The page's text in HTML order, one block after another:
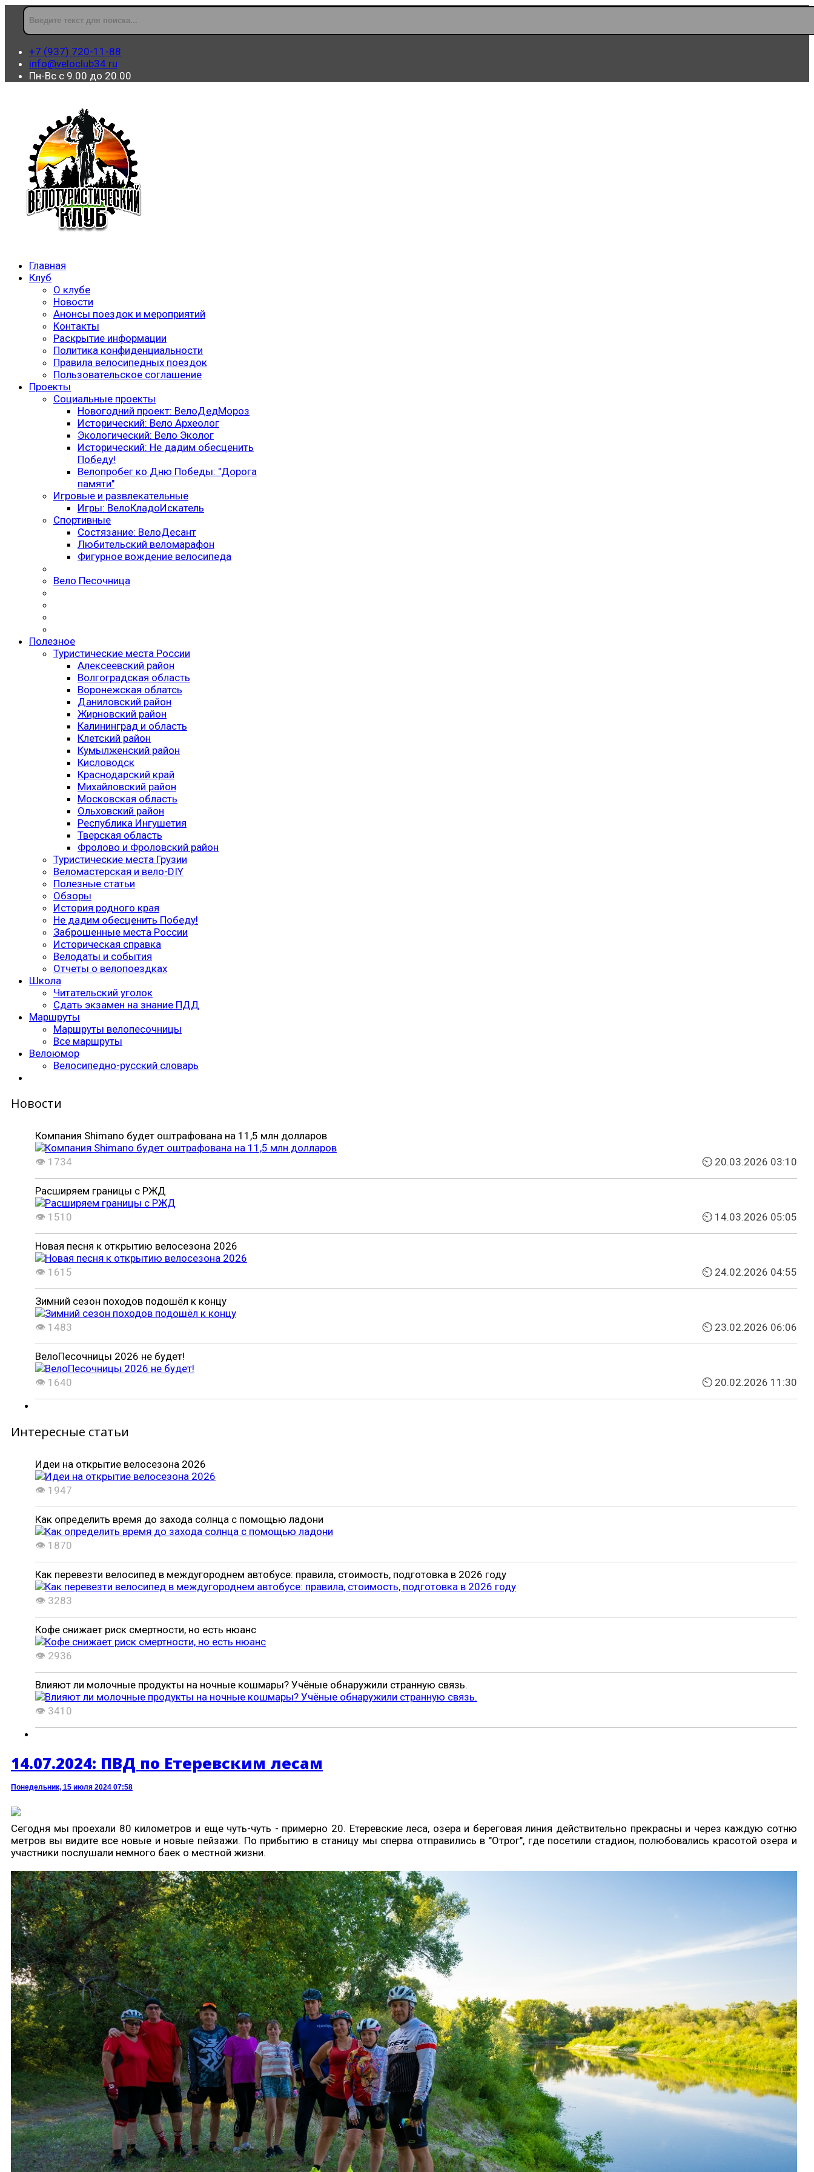
+7 (937) 720-11-88
info@veloclub34.ru
Пн-Вс с 9.00 до 20.00
Главная
Клуб
О клубе
Новости
Анонсы поездок и мероприятий
Контакты
Раскрытие информации
Политика конфиденциальности
Правила велосипедных поездок
Пользовательское соглашение
Проекты
Социальные проекты
Новогодний проект: ВелоДедМороз
Исторический: Вело Археолог
Экологический: Вело Эколог
Исторический: Не дадим обесценить
Победу!
Велопробег ко Дню Победы: "Дорога
памяти"
Игровые и развлекательные
Игры: ВелоКладоИскатель
Спортивные
Состязание: ВелоДесант
Любительский веломарафон
Фигурное вождение велосипеда
Вело Песочница
Полезное
Туристические места России
Алексеевский район
Волгоградская облаcть
Воронежская облатсь
Даниловский район
Жирновский район
Калининград и область
Клетский район
Кумылженский район
Кисловодск
Краснодарский край
Михайловский район
Московская область
Ольховский район
Республика Ингушетия
Тверская область
Фролово и Фроловский район
Туристические места Грузии
Веломастерская и вело-DIY
Полезные статьи
Обзоры
История родного края
Не дадим обесценить Победу!
Заброшенные места России
Историческая справка
Велодаты и события
Отчеты о велопоездках
Школа
Читательский уголок
Сдать экзамен на знание ПДД
Маршруты
Маршруты велопесочницы
Все маршруты
Велоюмор
Велосипедно-русский словарь
Новости
Компания Shimano будет оштрафована на 11,5 млн долларов
👁 1734 ⏲ 20.03.2026 03:10
Расширяем границы с РЖД
👁 1510 ⏲ 14.03.2026 05:05
Новая песня к открытию велосезона 2026
👁 1615 ⏲ 24.02.2026 04:55
Зимний сезон походов подошёл к концу
👁 1483 ⏲ 23.02.2026 06:06
ВелоПесочницы 2026 не будет!
👁 1640 ⏲ 20.02.2026 11:30
Интересные статьи
Идеи на открытие велосезона 2026
👁 1947
Как определить время до захода солнца с помощью ладони
👁 1870
Как перевезти велосипед в междугороднем автобусе: правила, стоимость, подготовка в 2026 году
👁 3283
Кофе снижает риск смертности, но есть нюанс
👁 2936
Влияют ли молочные продукты на ночные кошмары? Учёные обнаружили странную связь.
👁 3410
14.07.2024: ПВД по Етеревским лесам
Понедельник, 15 июля 2024 07:58
Сегодня мы проехали 80 километров и еще чуть-чуть - примерно 20. Етеревские леса, озера и береговая линия действительно прекрасны и через каждую сотню
метров вы видите все новые и новые пейзажи. По прибытию в станицу мы сперва отправились в "Отрог", где посетили стадион, полюбовались красотой озера и
участники послушали немного баек о местной жизни.